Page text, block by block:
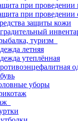
при проведении
при проведении
защиты кожи
туризм
летняя
утеплённая
уборы